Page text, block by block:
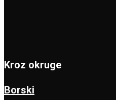
Kroz okruge
Borski